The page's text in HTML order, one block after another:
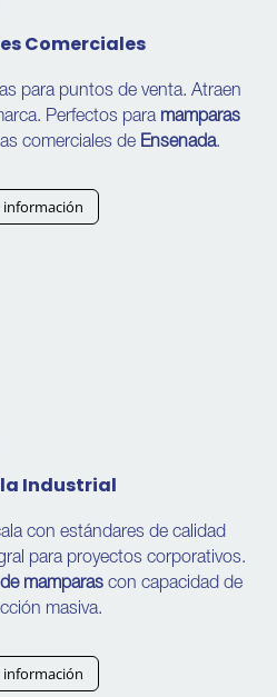
Comerciales
para puntos de venta. Atraen
Perfectos para mamparas
comerciales de Ensenada.
información
Industrial
con estándares de calidad
para proyectos corporativos.
mamparas con capacidad de
masiva.
información